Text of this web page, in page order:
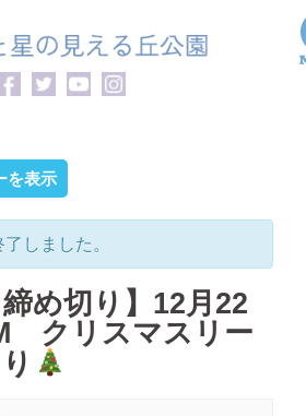
を表示
しました。
締め切り】12月22
クリスマスリー